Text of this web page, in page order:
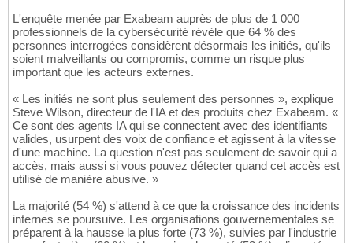
L'enquête menée par Exabeam auprès de plus de 1 000
professionnels de la cybersécurité révèle que 64 % des
personnes interrogées considèrent désormais les initiés, qu'ils
soient malveillants ou compromis, comme un risque plus
important que les acteurs externes.
« Les initiés ne sont plus seulement des personnes », explique
Steve Wilson, directeur de l'IA et des produits chez Exabeam. «
Ce sont des agents IA qui se connectent avec des identifiants
valides, usurpent des voix de confiance et agissent à la vitesse
d'une machine. La question n'est pas seulement de savoir qui a
accès, mais aussi si vous pouvez détecter quand cet accès est
utilisé de manière abusive. »
La majorité (54 %) s'attend à ce que la croissance des incidents
internes se poursuive. Les organisations gouvernementales se
préparent à la hausse la plus forte (73 %), suivies par l'industrie